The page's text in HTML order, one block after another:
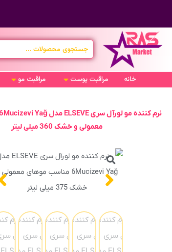
خانه مراقبت پوست مراقبت مو
معمولی و خشک 360 میلی لیتر